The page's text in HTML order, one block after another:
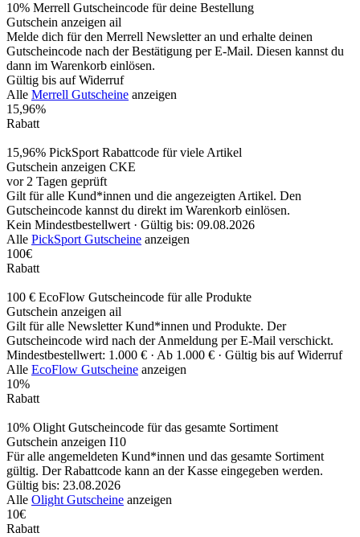
10% Merrell Gutscheincode für deine Bestellung
Gutschein anzeigen ail
Melde dich für den Merrell Newsletter an und erhalte deinen
Gutscheincode nach der Bestätigung per E-Mail. Diesen kannst du
dann im Warenkorb einlösen.
Gültig bis auf Widerruf
Alle Merrell Gutscheine anzeigen
15,96%
Rabatt
15,96% PickSport Rabattcode für viele Artikel
Gutschein anzeigen CKE
vor 2 Tagen geprüft
Gilt für alle Kund*innen und die angezeigten Artikel. Den
Gutscheincode kannst du direkt im Warenkorb einlösen.
Kein Mindestbestellwert · Gültig bis: 09.08.2026
Alle PickSport Gutscheine anzeigen
100€
Rabatt
100 € EcoFlow Gutscheincode für alle Produkte
Gutschein anzeigen ail
Gilt für alle Newsletter Kund*innen und Produkte. Der
Gutscheincode wird nach der Anmeldung per E-Mail verschickt.
Mindestbestellwert: 1.000 € · Ab 1.000 € · Gültig bis auf Widerruf
Alle EcoFlow Gutscheine anzeigen
10%
Rabatt
10% Olight Gutscheincode für das gesamte Sortiment
Gutschein anzeigen I10
Für alle angemeldeten Kund*innen und das gesamte Sortiment
gültig. Der Rabattcode kann an der Kasse eingegeben werden.
Gültig bis: 23.08.2026
Alle Olight Gutscheine anzeigen
10€
Rabatt